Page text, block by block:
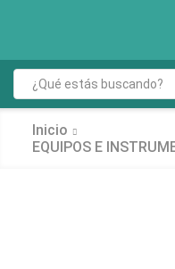
Inicio
EQUIPOS E